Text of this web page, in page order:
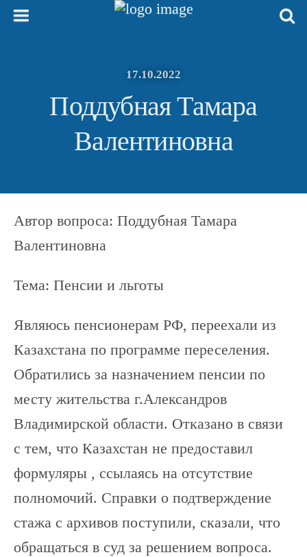
17.10.2022
Поддубная Тамара
Валентиновна
Автор вопроса: Поддубная Тамара
Валентиновна
Тема: Пенсии и льготы
Являюсь пенсионерам РФ, переехали из
Казахстана по программе переселения.
Обратились за назначением пенсии по
месту жительства г.Александров
Владимирской области. Отказано в связи
с тем, что Казахстан не предоставил
формуляры , ссылаясь на отсутствие
полномочий. Справки о подтверждение
стажа с архивов поступили, сказали, что
обращаться в суд за решением вопроса.